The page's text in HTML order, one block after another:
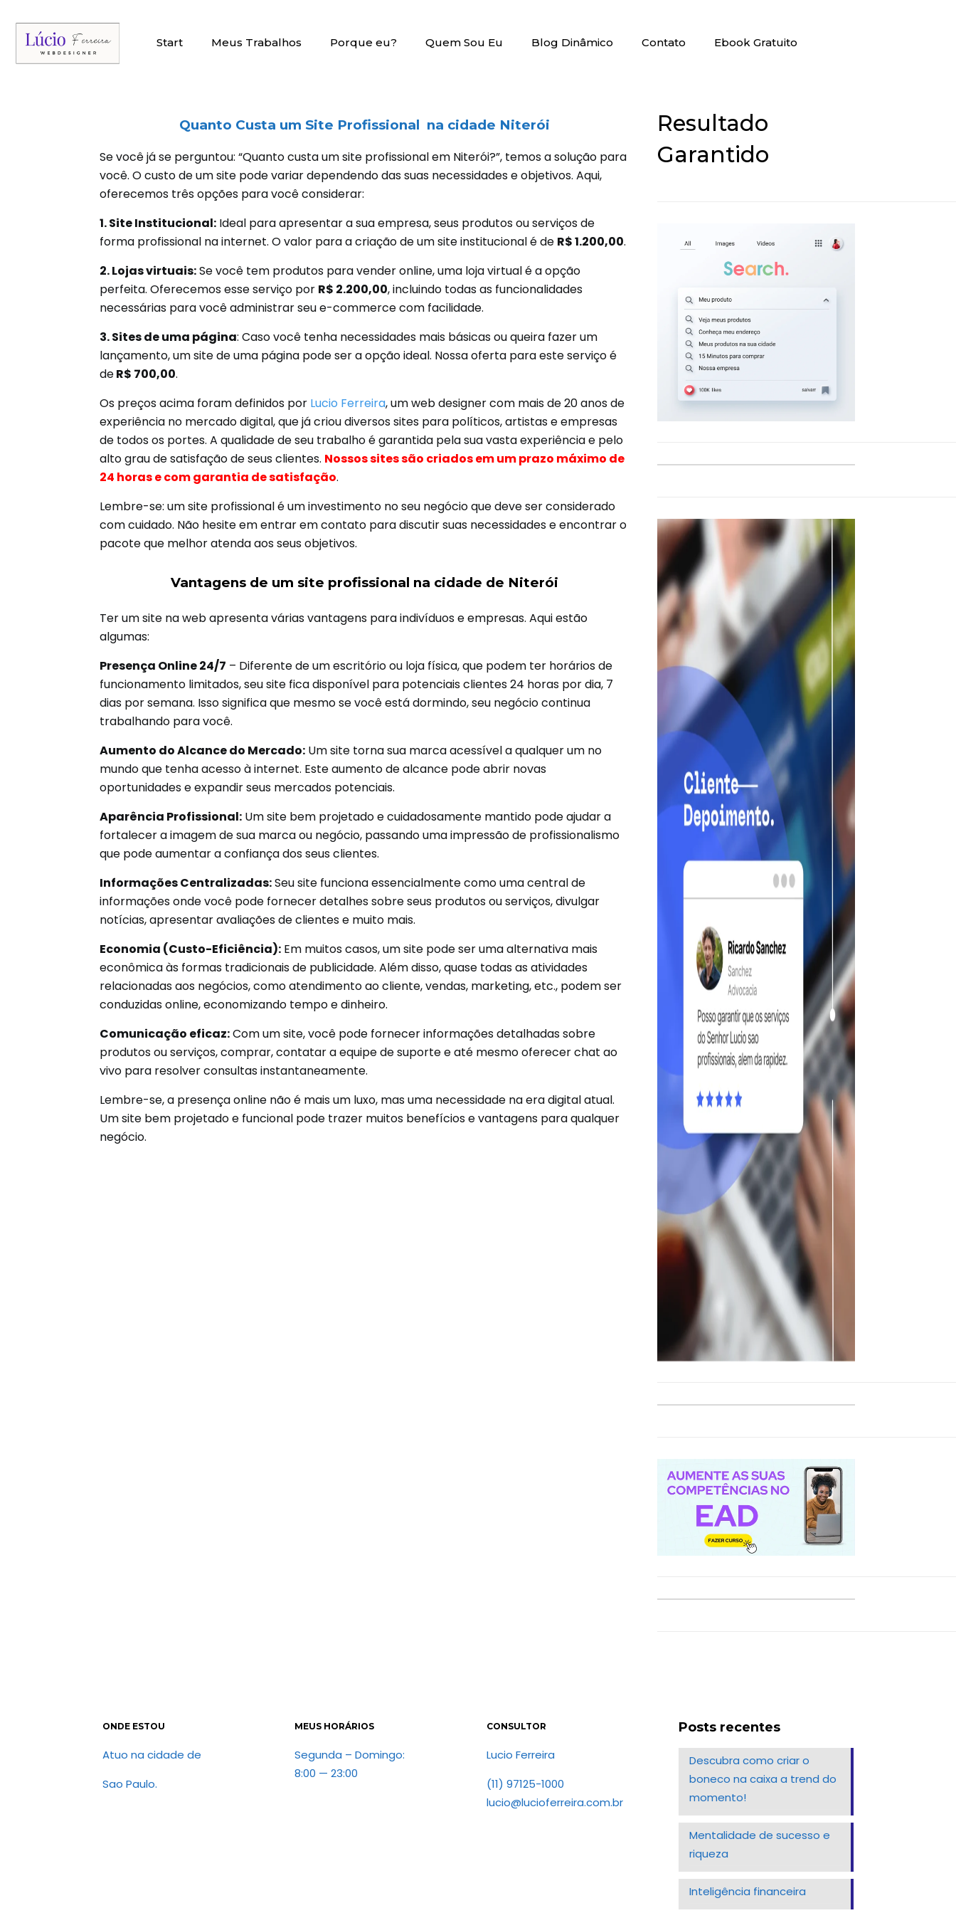
Start Meus Trabalhos Porque eu? Quem Sou Eu Blog Dinâmico Contato Ebook Gratuito
Quanto Custa um Site Profissional na cidade Niterói
Se você já se perguntou: “Quanto custa um site profissional em Niterói?”, temos a solução para
você. O custo de um site pode variar dependendo das suas necessidades e objetivos. Aqui,
oferecemos três opções para você considerar:
1. Site Institucional:Ideal para apresentar a sua empresa, seus produtos ou serviços de
forma profissional na internet. O valor para a criação de um site institucional é de R$ 1.200,00.
2. Lojas virtuais:Se você tem produtos para vender online, uma loja virtual é a opção
perfeita. Oferecemos esse serviço por R$ 2.200,00, incluindo todas as funcionalidades
necessárias para você administrar seu e-commerce com facilidade.
3. Sites de uma página: Caso você tenha necessidades mais básicas ou queira fazer um
lançamento, um site de uma página pode ser a opção ideal. Nossa oferta para este serviço é
deR$ 700,00.
Os preços acima foram definidos por Lucio Ferreira, um web designer com mais de 20 anos de
experiência no mercado digital, que já criou diversos sites para políticos, artistas e empresas
de todos os portes. A qualidade de seu trabalho é garantida pela sua vasta experiência e pelo
alto grau de satisfação de seus clientes. Nossos sites são criados em um prazo máximo de
24 horas e com garantia de satisfação.
Lembre-se: um site profissional é um investimento no seu negócio que deve ser considerado
com cuidado. Não hesite em entrar em contato para discutir suas necessidades e encontrar o
pacote que melhor atenda aos seus objetivos.
Vantagens de um site profissional na cidade de Niterói
Ter um site na web apresenta várias vantagens para indivíduos e empresas. Aqui estão
algumas:
Presença Online 24/7 – Diferente de um escritório ou loja física, que podem ter horários de
funcionamento limitados, seu site fica disponível para potenciais clientes 24 horas por dia, 7
dias por semana. Isso significa que mesmo se você está dormindo, seu negócio continua
trabalhando para você.
Aumento do Alcance do Mercado:Um site torna sua marca acessível a qualquer um no
mundo que tenha acesso à internet. Este aumento de alcance pode abrir novas
oportunidades e expandir seus mercados potenciais.
Aparência Profissional:Um site bem projetado e cuidadosamente mantido pode ajudar a
fortalecer a imagem de sua marca ou negócio, passando uma impressão de profissionalismo
que pode aumentar a confiança dos seus clientes.
Informações Centralizadas:Seu site funciona essencialmente como uma central de
informações onde você pode fornecer detalhes sobre seus produtos ou serviços, divulgar
notícias, apresentar avaliações de clientes e muito mais.
Economia (Custo-Eficiência):Em muitos casos, um site pode ser uma alternativa mais
econômica às formas tradicionais de publicidade. Além disso, quase todas as atividades
relacionadas aos negócios, como atendimento ao cliente, vendas, marketing, etc., podem ser
conduzidas online, economizando tempo e dinheiro.
Comunicação eficaz:Com um site, você pode fornecer informações detalhadas sobre
produtos ou serviços, comprar, contatar a equipe de suporte e até mesmo oferecer chat ao
vivo para resolver consultas instantaneamente.
Lembre-se, a presença online não é mais um luxo, mas uma necessidade na era digital atual.
Um site bem projetado e funcional pode trazer muitos benefícios e vantagens para qualquer
negócio.
Resultado
Garantido
ONDE ESTOU
Atuo na cidade de
Sao Paulo.
MEUS HORÁRIOS
Segunda – Domingo:
8:00 — 23:00
CONSULTOR
Lucio Ferreira
(11) 97125-1000
lucio@lucioferreira.com.br
Posts recentes
Descubra como criar o
boneco na caixa a trend do
momento!
Mentalidade de sucesso e
riqueza
Inteligência financeira